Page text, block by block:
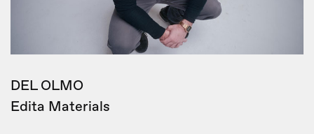
DEL OLMO
Edita Materials